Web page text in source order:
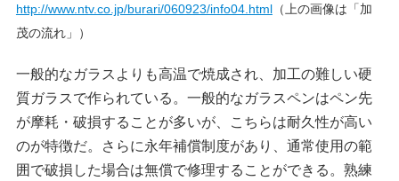
http://www.ntv.co.jp/burari/060923/info04.html（上の画像は「加
茂の流れ」）
一般的なガラスよりも高温で焼成され、加工の難しい硬
質ガラスで作られている。一般的なガラスペンはペン先
が摩耗・破損することが多いが、こちらは耐久性が高い
のが特徴だ。さらに永年補償制度があり、通常使用の範
囲で破損した場合は無償で修理することができる。熟練